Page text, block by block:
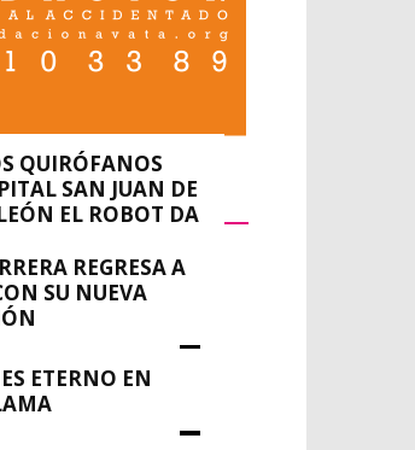
QUIRÓFANOS
SAN JUAN DE
EL ROBOT DA
14, 2023
REGRESA A
SU NUEVA
ETERNO EN
0